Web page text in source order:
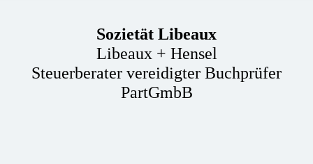
Sozietät Libeaux
Libeaux + Hensel
Steuerberater vereidigter Buchprüfer
PartGmbB